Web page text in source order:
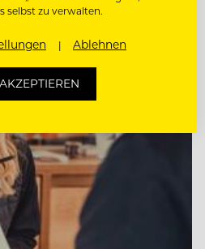
selbst zu verwalten.
Ablehnen